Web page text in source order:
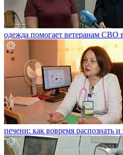
одежда помогает ветеранам СВО
печени: как вовремя распознать и